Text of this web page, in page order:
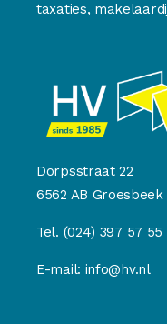
taxaties,
Dorpsstraat 22
6562 AB Groesbeek
Tel. (024) 397 57 55
E-mail: info@hv.nl